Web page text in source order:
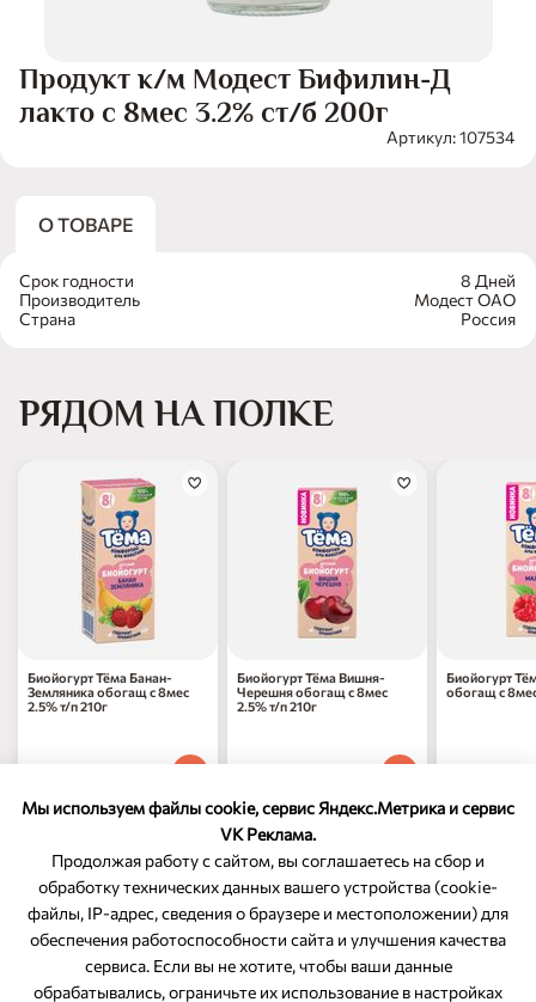
Мы используем файлы cookie, сервис Яндекс.Метрика и сервис
VK Реклама.
Продолжая работу с сайтом, вы соглашаетесь на сбор и
обработку технических данных вашего устройства (cookie-
файлы, IP-адрес, сведения о браузере и местоположении) для
обеспечения работоспособности сайта и улучшения качества
сервиса. Если вы не хотите, чтобы ваши данные
обрабатывались, ограничьте их использование в настройках
Продукт к/м Модест Бифилин-Д
лакто с 8мес 3.2% ст/б 200г
Артикул: 107534
О ТОВАРЕ
Срок годности
8 Дней
Производитель
Модест ОАО
Страна
Россия
РЯДОМ НА ПОЛКЕ
Биойогурт Тёма Банан-
Земляника обогащ с 8мес
2.5% т/п 210г
Биойогурт Тёма Вишня-
Черешня обогащ с 8мес
2.5% т/п 210г
Биойогурт
обогащ с
ОБРАТНАЯ СВЯЗЬ
8-800-350-46-10